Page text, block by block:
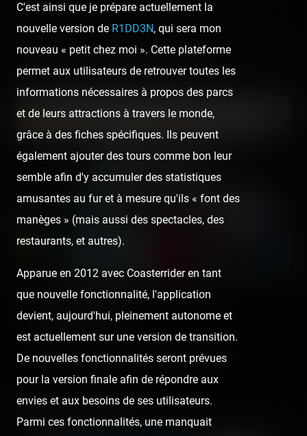
chance) ! 😝
Pour encore plus de photos des métiers habitués cités
plus haut, consultez notre report 2020 :
Fête à Neu-Neu (Neuilly-sur-Seine) — 11
septembre 2020
C'était la dernière fête foraine que nous avons eu l'occasion de
visiter et re-visiter en 2020 avant une longue période de…
Media gallery (35)
C'est ainsi que je prépare actuellement la
nouvelle version de R1DD3N, qui sera mon
nouveau « petit chez moi ». Cette plateforme
permet aux utilisateurs de retrouver toutes les
informations nécessaires à propos des parcs
et de leurs attractions à travers le monde,
grâce à des fiches spécifiques. Ils peuvent
également ajouter des tours comme bon leur
semble afin d'y accumuler des statistiques
amusantes au fur et à mesure qu'ils « font des
manèges » (mais aussi des spectacles, des
restaurants, et autres).
Apparue en 2012 avec Coasterrider en tant
que nouvelle fonctionnalité, l'application
devient, aujourd'hui, pleinement autonome et
est actuellement sur une version de transition.
De nouvelles fonctionnalités seront prévues
pour la version finale afin de répondre aux
envies et aux besoins de ses utilisateurs.
Parmi ces fonctionnalités, une manquait